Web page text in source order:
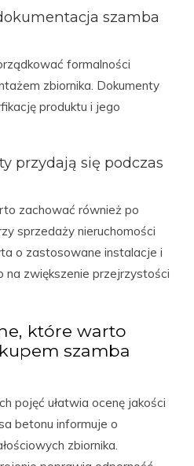
szamba
formalności
zbiornika. Dokumenty
produktu i jego
przydają się podczas
zachować również po
sprzedaży nieruchomości
o zastosowane instalacje i
na zwiększenie przejrzystości
które warto
szamba
pojęć ułatwia ocenę jakości
betonu informuje o
zbiornika.